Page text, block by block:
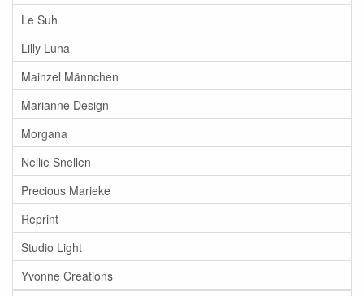
Le Suh
Lilly Luna
Mainzel Männchen
Marianne Design
Morgana
Nellie Snellen
Precious Marieke
Reprint
Studio Light
Yvonne Creations